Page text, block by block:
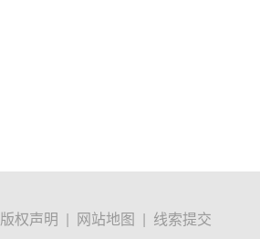
版权声明 | 网站地图 | 线索提交